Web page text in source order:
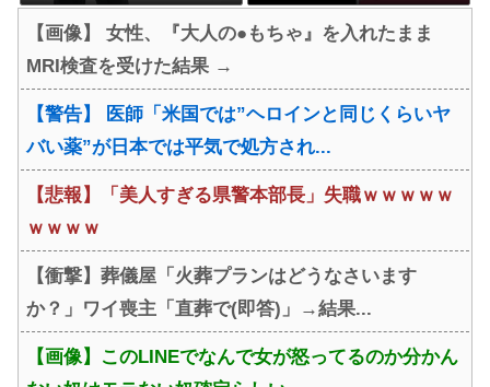
【画像】 女性、『大人の●もちゃ』を入れたまま
MRI検査を受けた結果 →
【警告】 医師「米国では”ヘロインと同じくらいヤ
バい薬”が日本では平気で処方され...
【悲報】「美人すぎる県警本部長」失職ｗｗｗｗｗ
ｗｗｗｗ
【衝撃】葬儀屋「火葬プランはどうなさいます
か？」ワイ喪主「直葬で(即答)」→結果...
【画像】このLINEでなんで女が怒ってるのか分かん